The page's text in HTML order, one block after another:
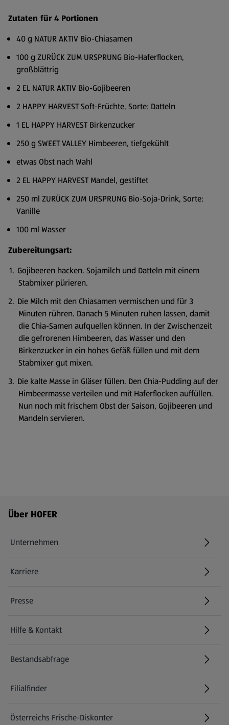
Zutaten für 4 Portionen
40 g NATUR AKTIV Bio-Chiasamen
100 g ZURÜCK ZUM URSPRUNG Bio-Haferflocken,
großblättrig
2 EL NATUR AKTIV Bio-Gojibeeren
2 HAPPY HARVEST Soft-Früchte, Sorte: Datteln
1 EL HAPPY HARVEST Birkenzucker
250 g SWEET VALLEY Himbeeren, tiefgekühlt
etwas Obst nach Wahl
2 EL HAPPY HARVEST Mandel, gestiftet
250 ml ZURÜCK ZUM URSPRUNG Bio-Soja-Drink, Sorte:
Vanille
100 ml Wasser
Zubereitungsart:
Gojibeeren hacken. Sojamilch und Datteln mit einem
Stabmixer pürieren.
Die Milch mit den Chiasamen vermischen und für 3
Minuten rühren. Danach 5 Minuten ruhen lassen, damit
die Chia-Samen aufquellen können. In der Zwischenzeit
die gefrorenen Himbeeren, das Wasser und den
Birkenzucker in ein hohes Gefäß füllen und mit dem
Stabmixer gut mixen.
Die kalte Masse in Gläser füllen. Den Chia-Pudding auf der
Himbeermasse verteilen und mit Haferflocken auffüllen.
Nun noch mit frischem Obst der Saison, Gojibeeren und
Mandeln servieren.
Fußzeilenmenü - weitere Links
Über HOFER
Unternehmen
Karriere
(öffnet in einem neuen Tab)
Presse
Hilfe & Kontakt
(öffnet in einem neuen Tab)
Bestandsabfrage
(öffnet in einem neuen Tab)
Filialfinder
Österreichs Frische-Diskonter